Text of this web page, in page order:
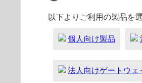
以下よりご利用の製品を
個人向け製品
法人向けゲートウェ